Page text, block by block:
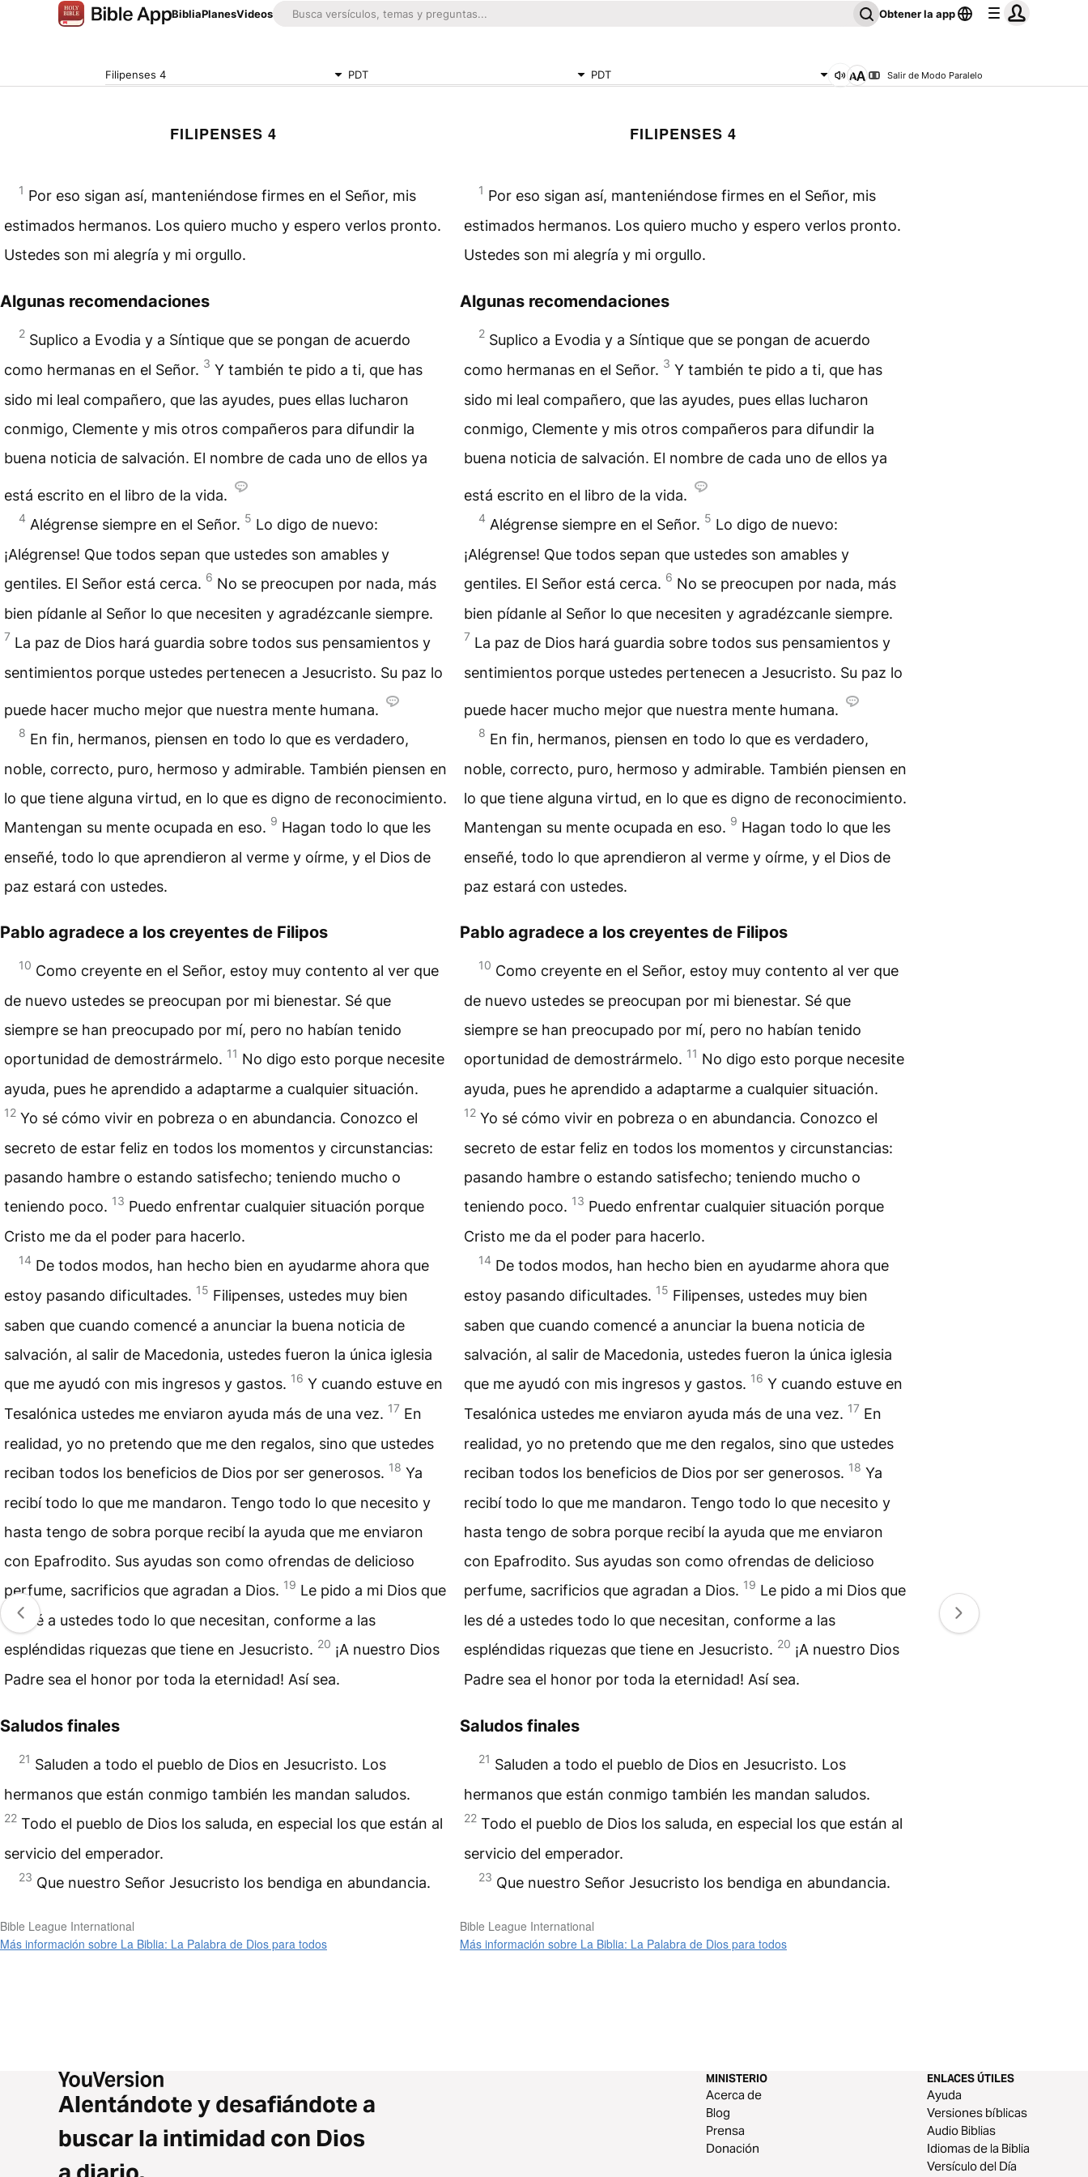
BibliaPlanesVideos Obtener la app
Filipenses 4 PDT PDT Salir de Modo Paralelo
FILIPENSES 4
1 Por eso sigan así, manteniéndose firmes en el Señor, mis
estimados hermanos. Los quiero mucho y espero verlos pronto.
Ustedes son mi alegría y mi orgullo.
Algunas recomendaciones
2 Suplico a Evodia y a Síntique que se pongan de acuerdo
como hermanas en el Señor. 3 Y también te pido a ti, que has
sido mi leal compañero, que las ayudes, pues ellas lucharon
conmigo, Clemente y mis otros compañeros para difundir la
buena noticia de salvación. El nombre de cada uno de ellos ya
está escrito en el libro de la vida.
4 Alégrense siempre en el Señor. 5 Lo digo de nuevo:
¡Alégrense! Que todos sepan que ustedes son amables y
gentiles. El Señor está cerca. 6 No se preocupen por nada, más
bien pídanle al Señor lo que necesiten y agradézcanle siempre.
7 La paz de Dios hará guardia sobre todos sus pensamientos y
sentimientos porque ustedes pertenecen a Jesucristo. Su paz lo
puede hacer mucho mejor que nuestra mente humana.
8 En fin, hermanos, piensen en todo lo que es verdadero,
noble, correcto, puro, hermoso y admirable. También piensen en
lo que tiene alguna virtud, en lo que es digno de reconocimiento.
Mantengan su mente ocupada en eso. 9 Hagan todo lo que les
enseñé, todo lo que aprendieron al verme y oírme, y el Dios de
paz estará con ustedes.
Pablo agradece a los creyentes de Filipos
10 Como creyente en el Señor, estoy muy contento al ver que
de nuevo ustedes se preocupan por mi bienestar. Sé que
siempre se han preocupado por mí, pero no habían tenido
oportunidad de demostrármelo. 11 No digo esto porque necesite
ayuda, pues he aprendido a adaptarme a cualquier situación.
12 Yo sé cómo vivir en pobreza o en abundancia. Conozco el
secreto de estar feliz en todos los momentos y circunstancias:
pasando hambre o estando satisfecho; teniendo mucho o
teniendo poco. 13 Puedo enfrentar cualquier situación porque
Cristo me da el poder para hacerlo.
14 De todos modos, han hecho bien en ayudarme ahora que
estoy pasando dificultades. 15 Filipenses, ustedes muy bien
saben que cuando comencé a anunciar la buena noticia de
salvación, al salir de Macedonia, ustedes fueron la única iglesia
que me ayudó con mis ingresos y gastos. 16 Y cuando estuve en
Tesalónica ustedes me enviaron ayuda más de una vez. 17 En
realidad, yo no pretendo que me den regalos, sino que ustedes
reciban todos los beneficios de Dios por ser generosos. 18 Ya
recibí todo lo que me mandaron. Tengo todo lo que necesito y
hasta tengo de sobra porque recibí la ayuda que me enviaron
con Epafrodito. Sus ayudas son como ofrendas de delicioso
perfume, sacrificios que agradan a Dios. 19 Le pido a mi Dios que
les dé a ustedes todo lo que necesitan, conforme a las
espléndidas riquezas que tiene en Jesucristo. 20 ¡A nuestro Dios
Padre sea el honor por toda la eternidad! Así sea.
Saludos finales
21 Saluden a todo el pueblo de Dios en Jesucristo. Los
hermanos que están conmigo también les mandan saludos.
22 Todo el pueblo de Dios los saluda, en especial los que están al
servicio del emperador.
23 Que nuestro Señor Jesucristo los bendiga en abundancia.
Bible League International
Más información sobre La Biblia: La Palabra de Dios para todos
FILIPENSES 4
1 Por eso sigan así, manteniéndose firmes en el Señor, mis
estimados hermanos. Los quiero mucho y espero verlos pronto.
Ustedes son mi alegría y mi orgullo.
Algunas recomendaciones
2 Suplico a Evodia y a Síntique que se pongan de acuerdo
como hermanas en el Señor. 3 Y también te pido a ti, que has
sido mi leal compañero, que las ayudes, pues ellas lucharon
conmigo, Clemente y mis otros compañeros para difundir la
buena noticia de salvación. El nombre de cada uno de ellos ya
está escrito en el libro de la vida.
4 Alégrense siempre en el Señor. 5 Lo digo de nuevo:
¡Alégrense! Que todos sepan que ustedes son amables y
gentiles. El Señor está cerca. 6 No se preocupen por nada, más
bien pídanle al Señor lo que necesiten y agradézcanle siempre.
7 La paz de Dios hará guardia sobre todos sus pensamientos y
sentimientos porque ustedes pertenecen a Jesucristo. Su paz lo
puede hacer mucho mejor que nuestra mente humana.
8 En fin, hermanos, piensen en todo lo que es verdadero,
noble, correcto, puro, hermoso y admirable. También piensen en
lo que tiene alguna virtud, en lo que es digno de reconocimiento.
Mantengan su mente ocupada en eso. 9 Hagan todo lo que les
enseñé, todo lo que aprendieron al verme y oírme, y el Dios de
paz estará con ustedes.
Pablo agradece a los creyentes de Filipos
10 Como creyente en el Señor, estoy muy contento al ver que
de nuevo ustedes se preocupan por mi bienestar. Sé que
siempre se han preocupado por mí, pero no habían tenido
oportunidad de demostrármelo. 11 No digo esto porque necesite
ayuda, pues he aprendido a adaptarme a cualquier situación.
12 Yo sé cómo vivir en pobreza o en abundancia. Conozco el
secreto de estar feliz en todos los momentos y circunstancias:
pasando hambre o estando satisfecho; teniendo mucho o
teniendo poco. 13 Puedo enfrentar cualquier situación porque
Cristo me da el poder para hacerlo.
14 De todos modos, han hecho bien en ayudarme ahora que
estoy pasando dificultades. 15 Filipenses, ustedes muy bien
saben que cuando comencé a anunciar la buena noticia de
salvación, al salir de Macedonia, ustedes fueron la única iglesia
que me ayudó con mis ingresos y gastos. 16 Y cuando estuve en
Tesalónica ustedes me enviaron ayuda más de una vez. 17 En
realidad, yo no pretendo que me den regalos, sino que ustedes
reciban todos los beneficios de Dios por ser generosos. 18 Ya
recibí todo lo que me mandaron. Tengo todo lo que necesito y
hasta tengo de sobra porque recibí la ayuda que me enviaron
con Epafrodito. Sus ayudas son como ofrendas de delicioso
perfume, sacrificios que agradan a Dios. 19 Le pido a mi Dios que
les dé a ustedes todo lo que necesitan, conforme a las
espléndidas riquezas que tiene en Jesucristo. 20 ¡A nuestro Dios
Padre sea el honor por toda la eternidad! Así sea.
Saludos finales
21 Saluden a todo el pueblo de Dios en Jesucristo. Los
hermanos que están conmigo también les mandan saludos.
22 Todo el pueblo de Dios los saluda, en especial los que están al
servicio del emperador.
23 Que nuestro Señor Jesucristo los bendiga en abundancia.
Bible League International
Más información sobre La Biblia: La Palabra de Dios para todos
Alentándote y desafiándote a
buscar la intimidad con Dios
MINISTERIO
Acerca de
Blog
Prensa
Donación
ENLACES ÚTILES
Ayuda
Versiones bíblicas
Audio Biblias
Idiomas de la Biblia
Versículo del Día